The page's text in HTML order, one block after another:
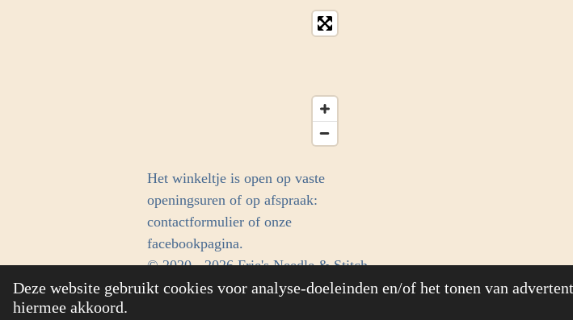
Deze website gebruikt cookies voor analyse-doeleinden en/of het tonen van
hiermee akkoord.
Het winkeltje is open op vaste
openingsuren of op afspraak:
contactformulier of onze
facebookpagina.
© 2020 - 2026 Frie's Needle & Stitch